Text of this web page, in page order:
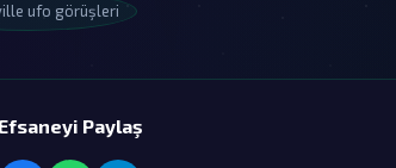
ufo görüşleri
Paylaş